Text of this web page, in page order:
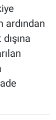
ardından